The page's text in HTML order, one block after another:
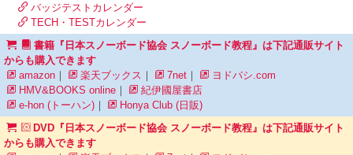
バッジテストカレンダー
TECH・TESTカレンダー
書籍『日本スノーボード協会 スノーボード教程』は下記通販サイト
からも購入できます
amazon ｜ 楽天ブックス ｜ 7net ｜
ヨドバシ.com
HMV&BOOKS online ｜
紀伊國屋書店
e-hon (トーハン) ｜
Honya Club (日販)
DVD『日本スノーボード協会 スノーボード教程』は下記通販サイト
からも購入できます